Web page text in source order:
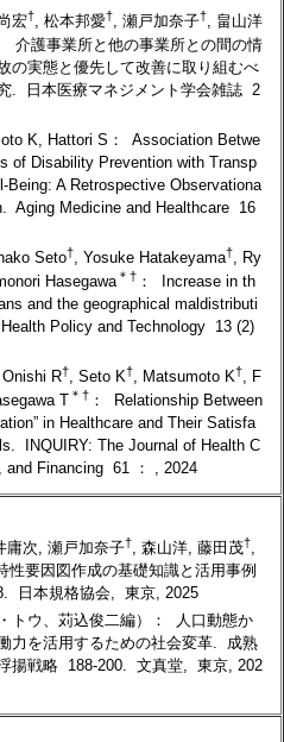
宏†, 松本邦愛†, 瀬戸加奈子†, 畠山洋
介護事業所と他の事業所との間の情
の実態と優先して改善に取り組むべ
. 日本医療マネジメント学会雑誌 2
K, Hattori S： Association Betwe
of Disability Prevention with Transp
Being: A Retrospective Observationa
Aging Medicine and Healthcare 16
Seto†, Yosuke Hatakeyama†, Ry
Hasegawa ＊ † ： Increase in th
and the geographical maldistributi
Policy and Technology 13 (2)
Onishi R†, Seto K†, Matsumoto K†, F
T ＊ † ： Relationship Between
in Healthcare and Their Satisfa
INQUIRY: The Journal of Health C
and Financing 61 ： , 2024
庸次, 瀬戸加奈子†, 森山洋, 藤田茂†,
要因図作成の基礎知識と活用事例
日本規格協会, 東京, 2025
トウ、苅込俊二編）： 人口動態か
力を活用するための社会変革. 成熟
揚戦略 188-200. 文真堂, 東京, 202